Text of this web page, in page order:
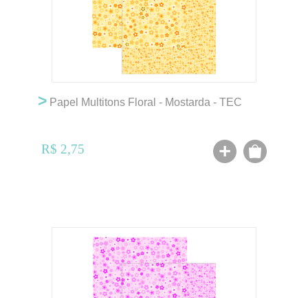
> Papel Multitons Floral - Mostarda - TEC
R$ 2,75